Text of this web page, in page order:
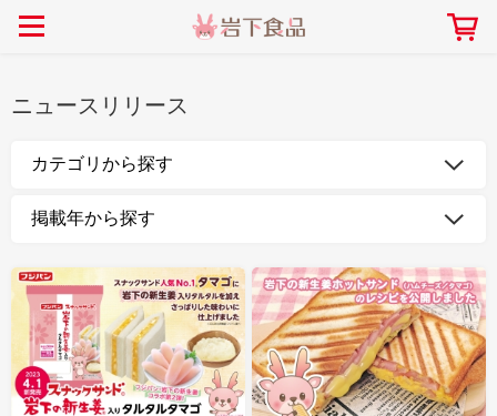
> イベント
> コラボ
> ミュージアム
> イワシカちゃん
> オンラインショップ
> メディア掲載
【7月1日～8月30日】夏イベン
ジアム
2026.07.01
> らっきょう
> オリーブ
> その他
> オリーブレシピ
> その他のレシピ
豚バラ肉のくるくる巻き～細巻
ニュースリリース